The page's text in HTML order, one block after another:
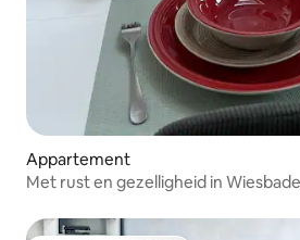
Appartement
Met rust en gezelligheid in